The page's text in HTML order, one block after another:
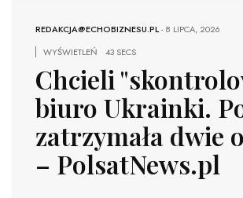
REDAKCJA@ECHOBIZNESU.PL-8 LIPCA, 2026
WYŚWIETLEŃ
43 SECS
Chcieli
biuro Ukrainki.
zatrzymała dwie
– PolsatNews.pl